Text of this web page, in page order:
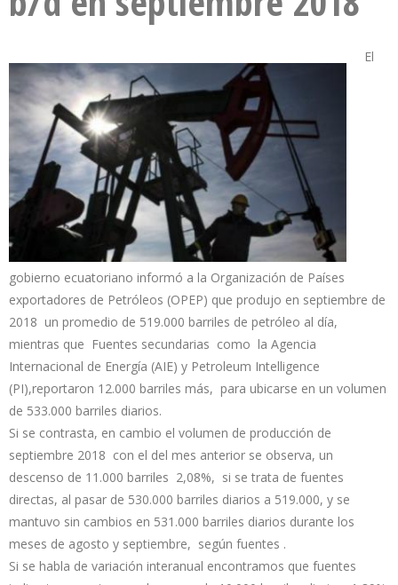
El
gobierno ecuatoriano informó a la Organización de Países
exportadores de Petróleos (OPEP) que produjo en septiembre de
2018 un promedio de 519.000 barriles de petróleo al día,
mientras que Fuentes secundarias como la Agencia
Internacional de Energía (AIE) y Petroleum Intelligence
(PI),reportaron 12.000 barriles más, para ubicarse en un volumen
de 533.000 barriles diarios.
Si se contrasta, en cambio el volumen de producción de
septiembre 2018 con el del mes anterior se observa, un
descenso de 11.000 barriles 2,08%, si se trata de fuentes
directas, al pasar de 530.000 barriles diarios a 519.000, y se
mantuvo sin cambios en 531.000 barriles diarios durante los
meses de agosto y septiembre, según fuentes .
Si se habla de variación interanual encontramos que fuentes